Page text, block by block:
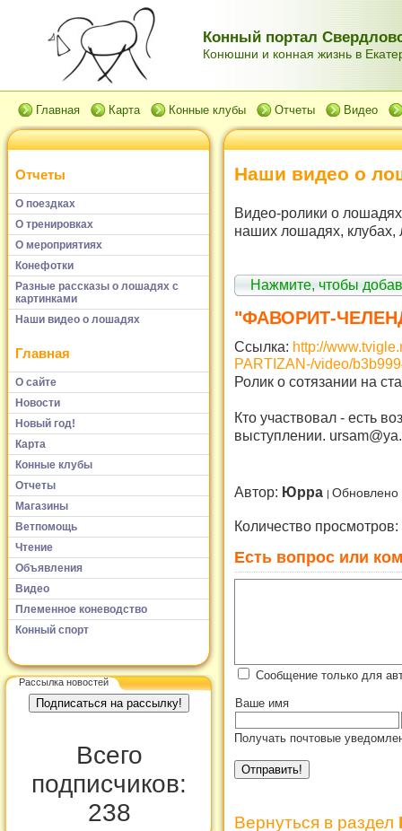
Конный портал
Конюшни и конная жизнь в
Главная Карта Конные клубы Отчеты Видео
Отчеты
О поездках
О тренировках
О мероприятиях
Конефотки
Разные рассказы о лошадях с
картинками
Наши видео о лошадях
Главная
О сайте
Новости
Новый год!
Карта
Конные клубы
Отчеты
Магазины
Ветпомощь
Чтение
Объявления
Видео
Племенное коневодство
Конный спорт
Рассылка новостей
Всего
подписчиков:
238
Наши видео о
Видео-ролики о
наших лошадях,
Нажмите, чтобы
"ФАВОРИТ-
Ссылка: http://
PARTIZAN-/video/
Ролик о сотязании на
Кто участвовал - есть
выступлении.
Автор: Юрра Обновлено
Количество просмотров:
Есть вопрос или
Сообщение только для
Ваше имя
Получать почтовые
Вернуться в раздел